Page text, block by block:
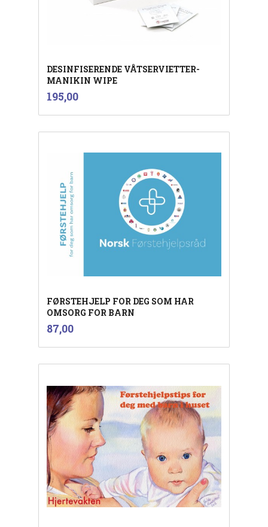
DESINFISERENDE VÅTSERVIETTER-
MANIKIN WIPE
Pris
195,00mva.
FØRSTEHJELP FOR DEG SOM HAR
OMSORG FOR BARN
Pris
87,00mva.